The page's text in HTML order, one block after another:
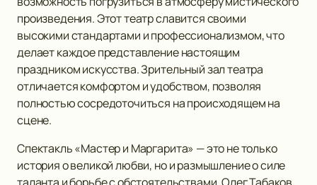
произведения. Этот театр славится своими
высокими стандартами и профессионализмом, что
делает каждое представление настоящим
праздником искусства. Зрительный зал театра
отличается комфортом и удобством, позволяя
полностью сосредоточиться на происходящем на
сцене.
Спектакль «Мастер и Маргарита» — это не только
история о великой любви, но и размышление о силе